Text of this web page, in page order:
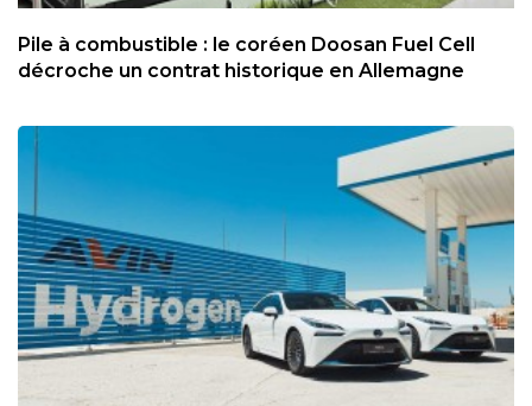
Pile à combustible : le coréen Doosan Fuel Cell
décroche un contrat historique en Allemagne